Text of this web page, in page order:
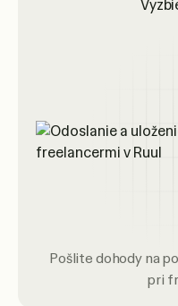
Pošlite dohody na
pri